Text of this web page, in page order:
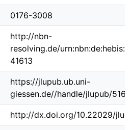
0176-3008
http://nbn-
resolving.de/
41613
https://jlupub.ub.uni-
giessen.de//handle/jlupub/5163
http://dx.doi.org/10.22029/